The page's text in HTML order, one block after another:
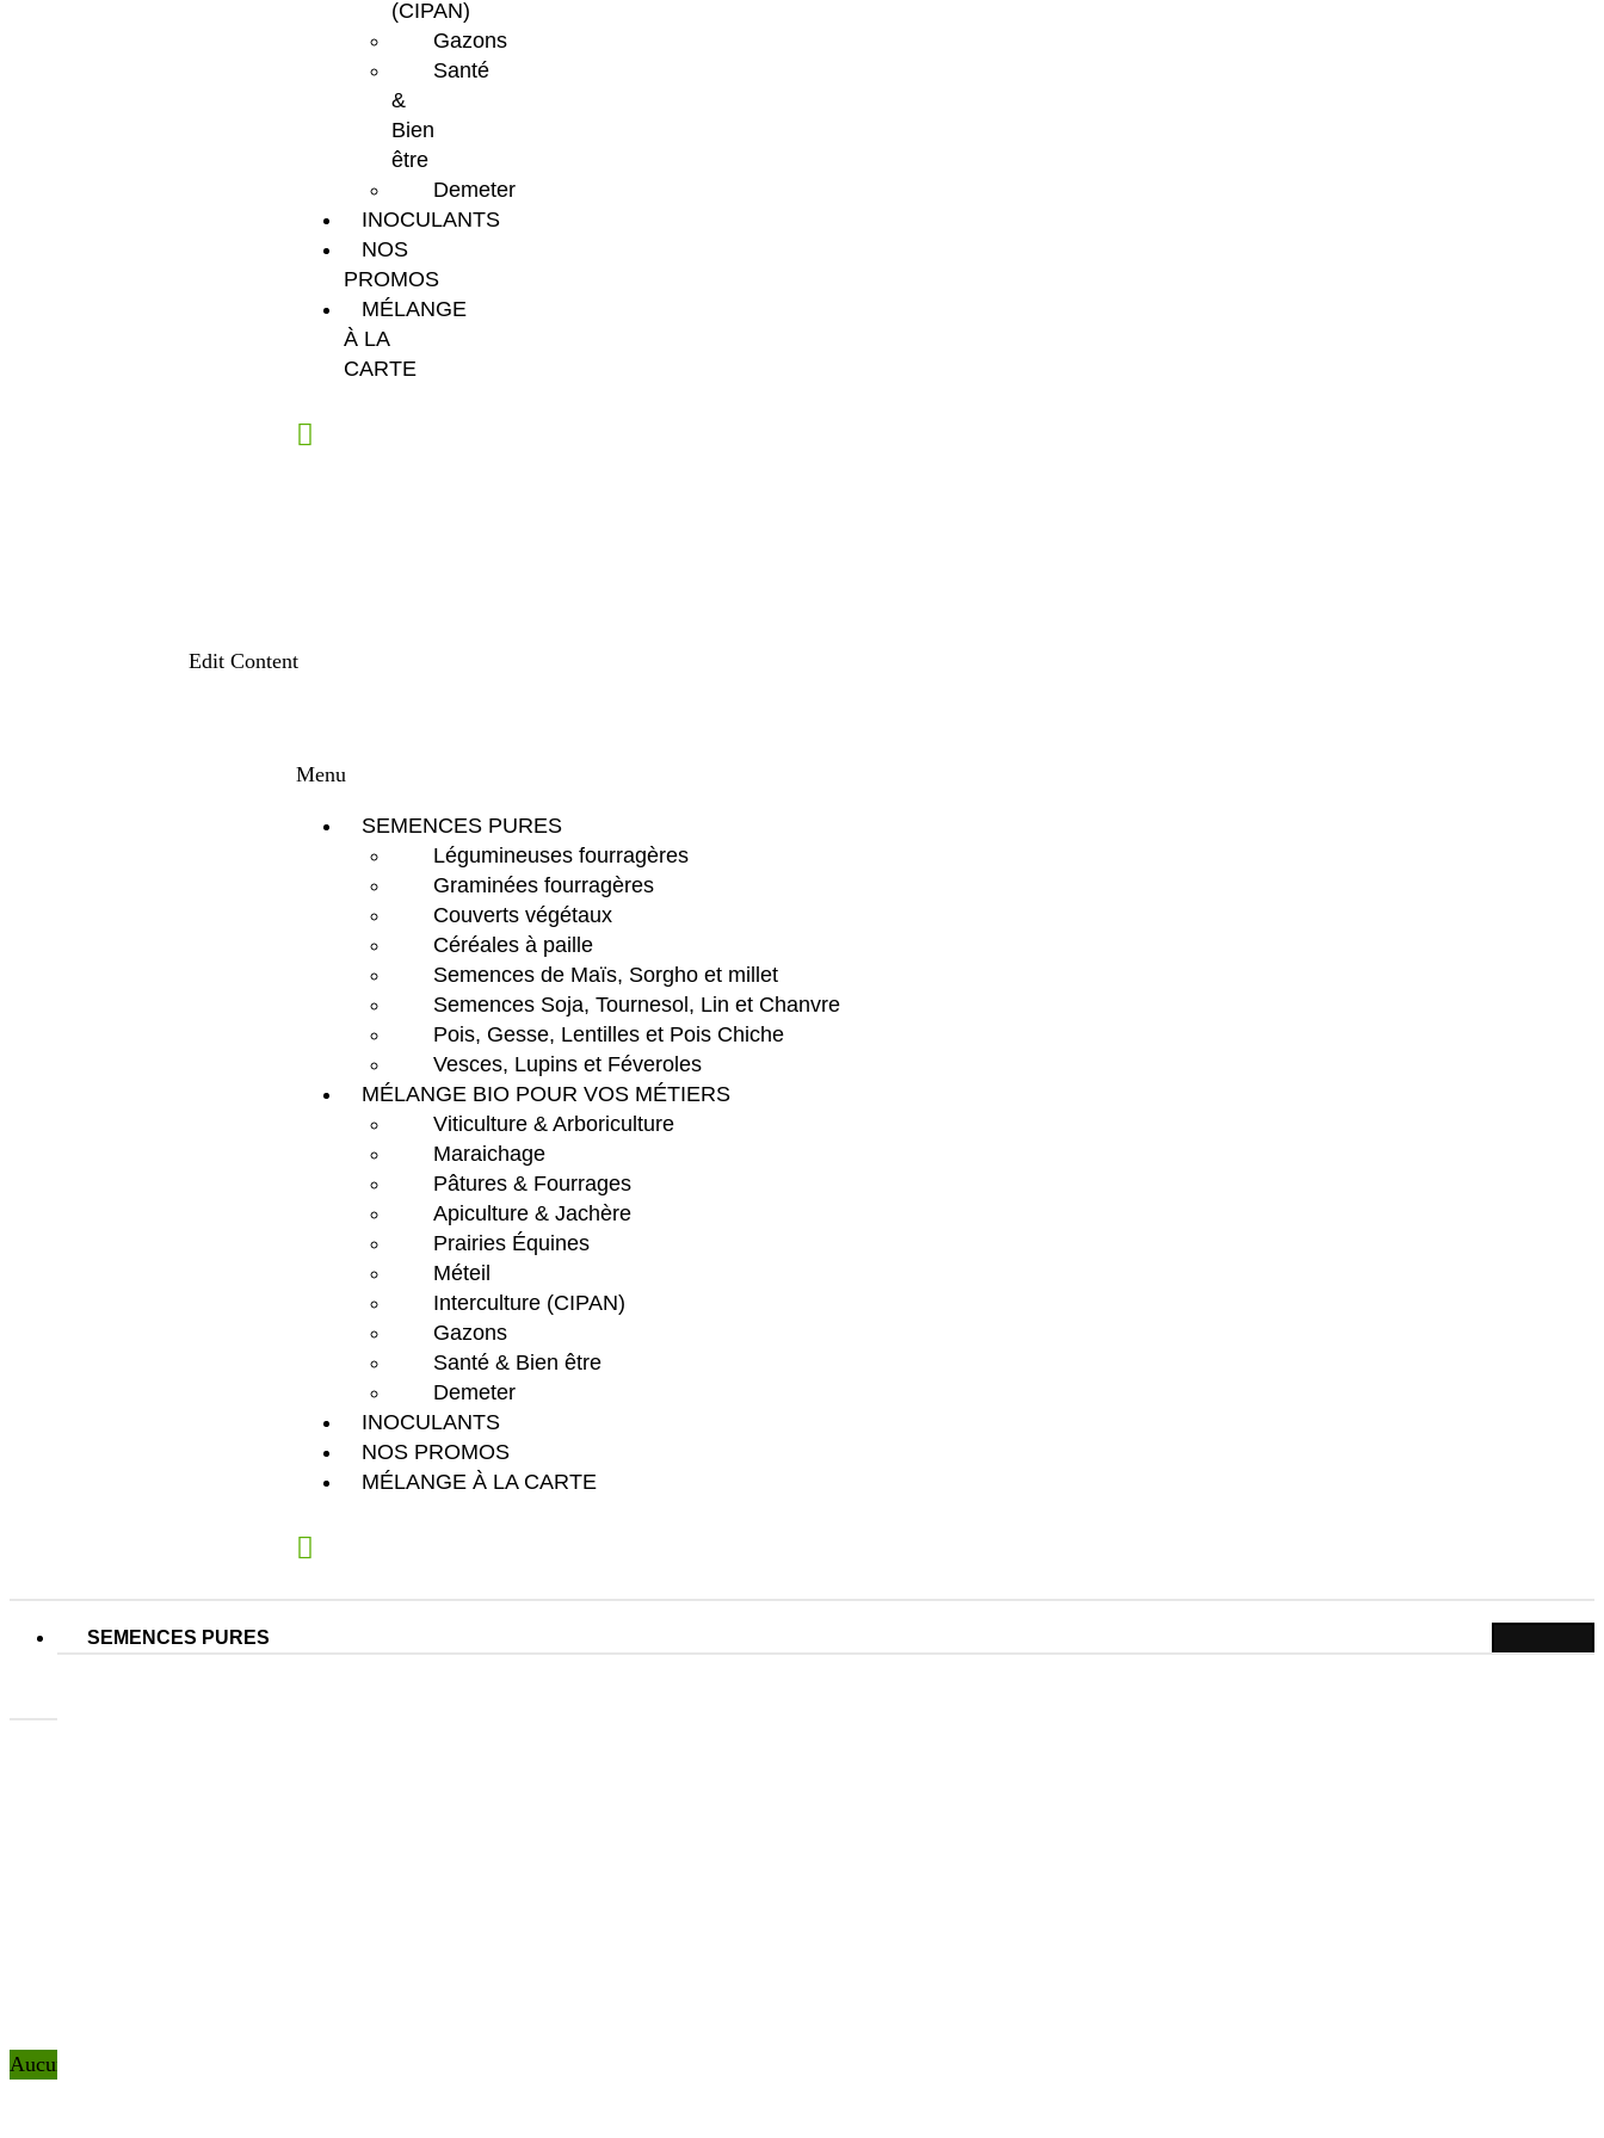
(CIPAN)
Gazons
Santé
&
Bien
être
Demeter
INOCULANTS
NOS
PROMOS
MÉLANGE
À LA
CARTE
Edit Content
Menu
SEMENCES PURES
Légumineuses fourragères
Graminées fourragères
Couverts végétaux
Céréales à paille
Semences de Maïs, Sorgho et millet
Semences Soja, Tournesol, Lin et Chanvre
Pois, Gesse, Lentilles et Pois Chiche
Vesces, Lupins et Féveroles
MÉLANGE BIO POUR VOS MÉTIERS
Viticulture & Arboriculture
Maraichage
Pâtures & Fourrages
Apiculture & Jachère
Prairies Équines
Méteil
Interculture (CIPAN)
Gazons
Santé & Bien être
Demeter
INOCULANTS
NOS PROMOS
MÉLANGE À LA CARTE
SEMENCES PURES
Aucun produit ne correspond à votre sélection.